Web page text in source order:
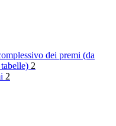
dei premi (da
2
2